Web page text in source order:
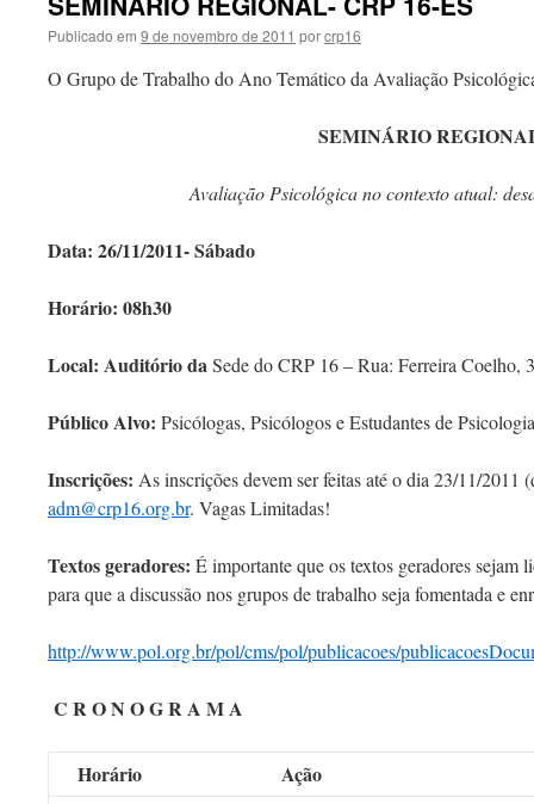
Publicado em 9 de novembro de 2011 porcrp16
O Grupo de Trabalho do Ano Temático da Avaliação
SEMINÁRIO
Avaliação Psicológica no contexto atual:
Data: 26/11/2011- Sábado
Horário: 08h30
Local: Auditório daSede do CRP 16 – Rua: Ferreira Coelho,
Público Alvo: Psicólogas, Psicólogos e Estudantes de
Inscrições: As inscrições devem ser feitas até o dia 23/11/2011
adm@crp16.org.br. Vagas Limitadas!
Textos geradores: É importante que os textos geradores sejam
para que a discussão nos grupos de trabalho seja fomentada e
http://www.pol.org.br/pol/cms/pol/publicacoes/
C R O N O G R A M A
Horário Ação